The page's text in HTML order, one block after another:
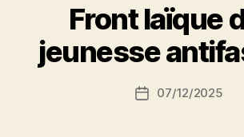
Front laïque
jeunesse
Auteur
de
a
r
S
N
Date07/12/2025